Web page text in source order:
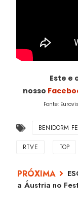
Este e
nosso
Fonte:
BENIDORM
RTVE TOP
a Áustria no